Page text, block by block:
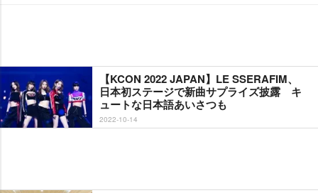
【KCON 2022 JAPAN】LE SSERAFIM、
日本初ステージで新曲サプライズ披露 キ
ュートな日本語あいさつも
2022-10-14